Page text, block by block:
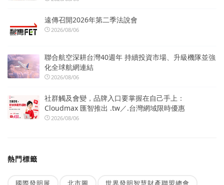
遠傳召開2026年第二季法說會
2026/08/06
聯合航空深耕台灣40週年 持續投資市場、升級機隊並強
化全球航網連結
2026/08/06
社群觸及會變，品牌入口要掌握在自己手上：
Cloudmax 匯智推出 .tw／.台灣網域限時優惠
2026/08/06
熱門標籤
國際發明展 北市圖 世界發明智慧財產聯盟總會